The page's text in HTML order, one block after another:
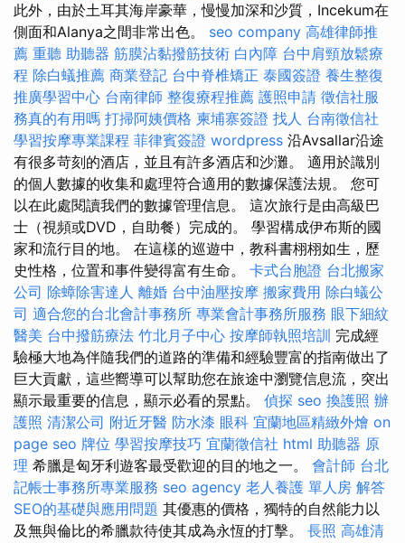
此外，由於土耳其海岸豪華，慢慢加深和沙質，Incekum在
側面和Alanya之間非常出色。 seo company 高雄律師推
薦 重聽 助聽器 筋膜沾黏撥筋技術 白內障 台中肩頸放鬆療
程 除白蟻推薦 商業登記 台中脊椎矯正 泰國簽證 養生整復
推廣學習中心 台南律師 整復療程推薦 護照申請 徵信社服
務真的有用嗎 打掃阿姨價格 柬埔寨簽證 找人 台南徵信社
學習按摩專業課程 菲律賓簽證 wordpress 沿Avsallar沿途
有很多苛刻的酒店，並且有許多酒店和沙灘。 適用於識別
的個人數據的收集和處理符合適用的數據保護法規。 您可
以在此處閱讀我們的數據管理信息。 這次旅行是由高級巴
士（視頻或DVD，自助餐）完成的。 學習構成伊布斯的國
家和流行目的地。 在這樣的巡遊中，教科書栩栩如生，歷
史性格，位置和事件變得富有生命。 卡式台胞證 台北搬家
公司 除蟑除害達人 離婚 台中油壓按摩 搬家費用 除白蟻公
司 適合您的台北會計事務所 專業會計事務所服務 眼下細紋
醫美 台中撥筋療法 竹北月子中心 按摩師執照培訓 完成經
驗極大地為伴隨我們的道路的準備和經驗豐富的指南做出了
巨大貢獻，這些嚮導可以幫助您在旅途中瀏覽信息流，突出
顯示最重要的信息，顯示必看的景點。 偵探 seo 換護照 辦
護照 清潔公司 附近牙醫 防水漆 眼科 宜蘭地區精緻外燴 on
page seo 牌位 學習按摩技巧 宜蘭徵信社 html 助聽器 原
理 希臘是匈牙利遊客最受歡迎的目的地之一。 會計師 台北
記帳士事務所專業服務 seo agency 老人養護 單人房 解答
SEO的基礎與應用問題 其優惠的價格，獨特的自然能力以
及無與倫比的希臘款待使其成為永恆的打擊。 長照 高雄清